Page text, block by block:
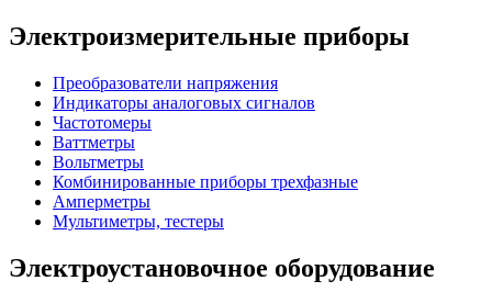
Электроизмерительные приборы
Преобразователи напряжения
Индикаторы аналоговых сигналов
Частотомеры
Ваттметры
Вольтметры
Комбинированные приборы трехфазные
Амперметры
Мультиметры, тестеры
Электроустановочное оборудование